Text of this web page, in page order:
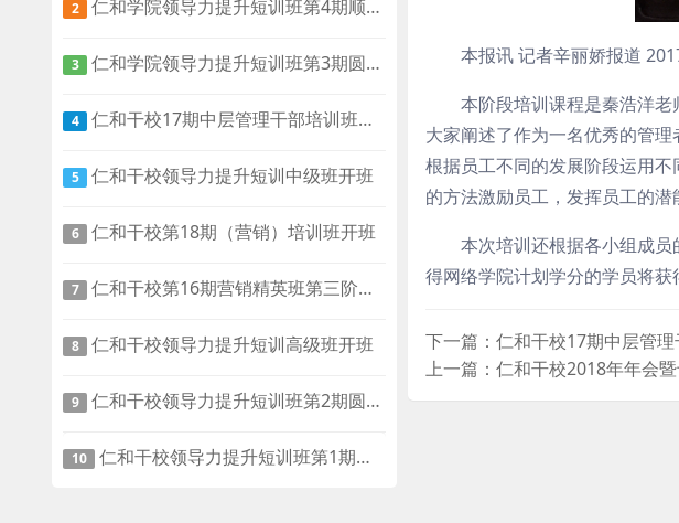
2 仁和学院领导力提升短训班第4期顺利开班
3 仁和学院领导力提升短训班第3期圆满结业
4 仁和干校17期中层管理干部培训班圆满结业
5 仁和干校领导力提升短训中级班开班
6 仁和干校第18期（营销）培训班开班
7 仁和干校第16期营销精英班第三阶段培训圆满结束
8 仁和干校领导力提升短训高级班开班
9 仁和干校领导力提升短训班第2期圆满结业
10 仁和干校领导力提升短训班第1期第二阶段培训圆满结束
本报讯 记者辛丽娇报道
本阶段培训课程是秦浩洋
大家阐述了作为一名优秀的管
根据员工不同的发展阶段运用
的方法激励员工，发挥员工的潜
本次培训还根据各小组成
得网络学院计划学分的学员将获
下一篇：仁和干校17期中层管
上一篇：仁和干校2018年年会